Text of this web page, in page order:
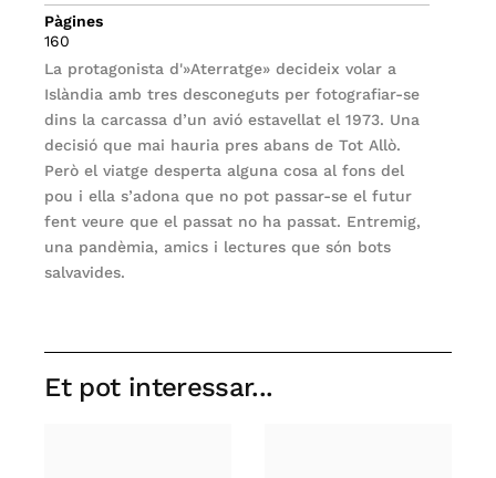
Pàgines
160
La protagonista d'»Aterratge» decideix volar a
Islàndia amb tres desconeguts per fotografiar-se
dins la carcassa d’un avió estavellat el 1973. Una
decisió que mai hauria pres abans de Tot Allò.
Però el viatge desperta alguna cosa al fons del
pou i ella s’adona que no pot passar-se el futur
fent veure que el passat no ha passat. Entremig,
una pandèmia, amics i lectures que són bots
salvavides.
Et pot interessar...